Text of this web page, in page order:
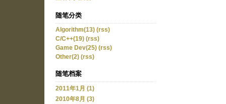
随笔分类
Algorithm(13) (rss)
C/C++(19) (rss)
Game Dev(25) (rss)
Other(2) (rss)
随笔档案
2011年1月 (1)
2010年8月 (3)